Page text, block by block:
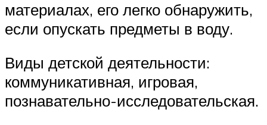
материалах, его легко обнаружить,
если опускать предметы в воду.
Виды детской деятельности:
коммуникативная, игровая,
познавательно-исследовательская.